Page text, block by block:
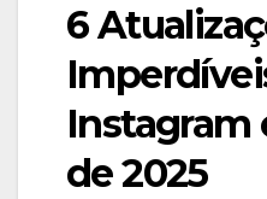
6
Instagram
de 2025